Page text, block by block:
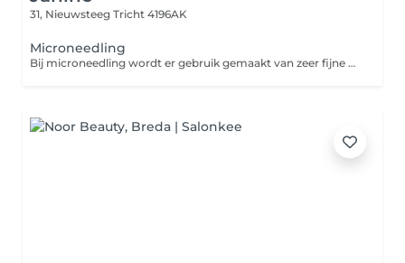
31, Nieuwsteeg Tricht 4196AK
Microneedling
Bij microneedling wordt er gebruik gemaakt van zeer fijne naaldjes die op hoog tempo vibreren in de huid. Zo maken de naaldjes kleine verticale geultjes in de huid waardoor de aanmaak van collageen en elastine wordt gestimuleerd. Dit levert een egalere en stevigere huid op. Ook worden acnelittekens en fijne lijntjes minder zichtbaar. Bij microneedling met een dermaroller wordt er gebruik gemaakt van een roller uitgerust met hele fijne naaldjes. Hiermee wordt de huid als het ware 'beschadigd'. Dit stimuleert de huidvernieuwing, waardoor deze soepeler, egaler en stralender wordt. Het voordeel van een dermapen ten opzichte van een Dermaroller is dat je minder hersteltijd nodig hebt en dat de behandeling prettiger is om te ondergaan.